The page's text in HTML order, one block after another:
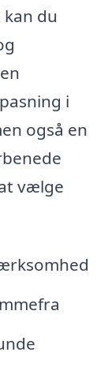
du
i
også en
vælge